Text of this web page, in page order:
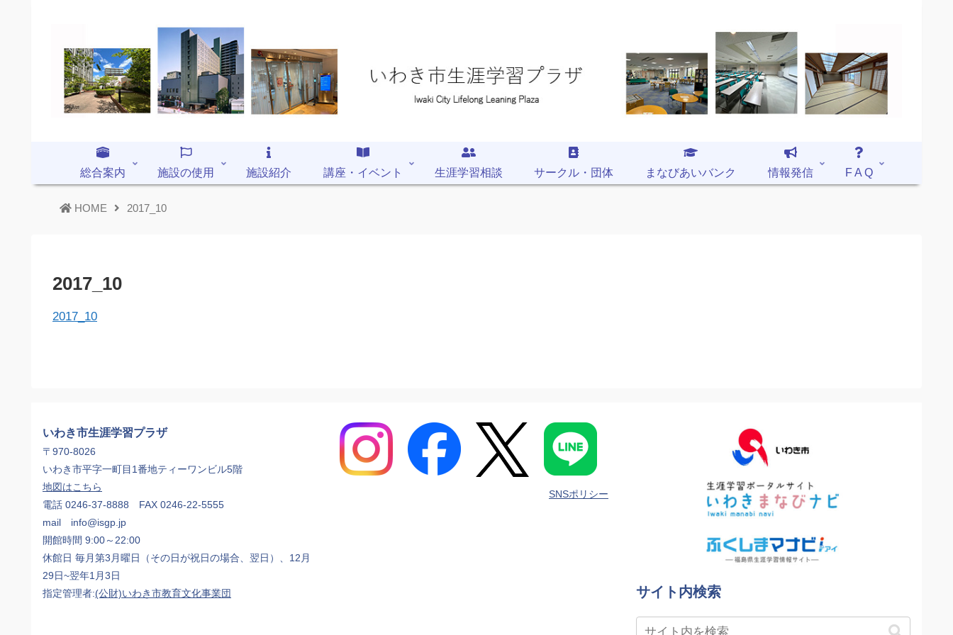
総合案内 施設の使用 施設紹介 講座・イベント 生涯学習相談 サークル・団体 まなびあいバンク 情報発信 F A Q
HOME 2017_10
2017_10
2017_10
いわき市生涯学習プラザ
〒970-8026
いわき市平字一町目1番地ティーワンビル5階
地図はこちら
電話 0246-37-8888 FAX 0246-22-5555
mail info@isgp.jp
開館時間 9:00～22:00
休館日 毎月第3月曜日（その日が祝日の場合、翌日）、12月
29日~翌年1月3日
指定管理者:(公財)いわき市教育文化事業団
SNSポリシー
サイト内検索